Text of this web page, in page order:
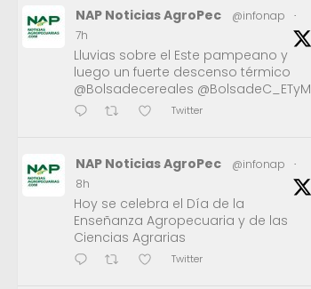
NAP Noticias AgroPec @infonap
·
7h
Lluvias sobre el Este pampeano y
luego un fuerte descenso térmico
@Bolsadecereales @BolsadeC_ETyM
Twitter
NAP Noticias AgroPec @infonap
·
8h
Hoy se celebra el Día de la
Enseñanza Agropecuaria y de las
Ciencias Agrarias
Twitter